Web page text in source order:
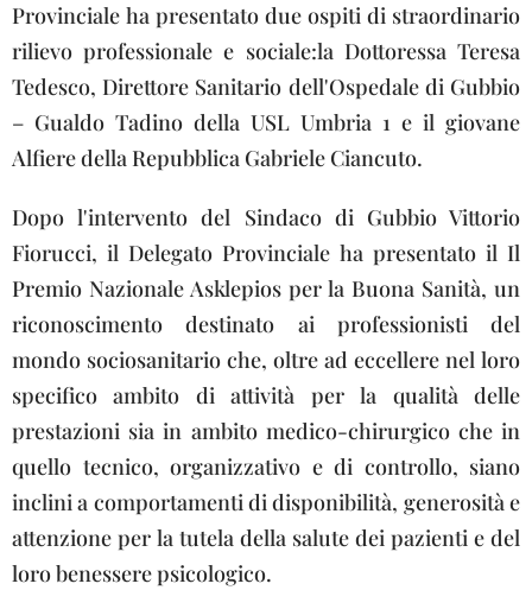
Provinciale ha presentato due ospiti di straordinario
rilievo professionale e sociale:la Dottoressa Teresa
Tedesco, Direttore Sanitario dell'Ospedale di Gubbio
– Gualdo Tadino della USL Umbria 1 e il giovane
Alfiere della Repubblica Gabriele Ciancuto.
Dopo l'intervento del Sindaco di Gubbio Vittorio
Fiorucci, il Delegato Provinciale ha presentato il Il
Premio Nazionale Asklepios per la Buona Sanità, un
riconoscimento destinato ai professionisti del
mondo sociosanitario che, oltre ad eccellere nel loro
specifico ambito di attività per la qualità delle
prestazioni sia in ambito medico-chirurgico che in
quello tecnico, organizzativo e di controllo, siano
inclini a comportamenti di disponibilità, generosità e
attenzione per la tutela della salute dei pazienti e del
loro benessere psicologico.